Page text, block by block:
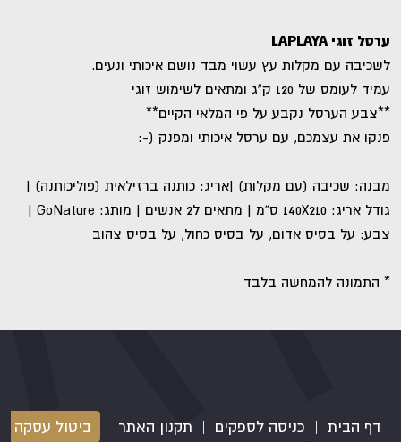
ערסל זוגי LAPLAYA
לשכיבה עם מקלות עץ עשוי מבד נושם איכותי ונעים.
עמיד לעומס של 120 ק”ג ומתאים לשימוש זוגי
**צבע הערסל נקבע על פי המלאי הקיים**
פנקו את עצמכם, עם ערסל איכותי ומפנק (-:
מבנה: שכיבה (עם מקלות) |אריג: כותנה ברזילאית (פוליכותנה) |
גודל אריג: 140X210 ס”מ | מתאים ל2 אנשים | מותג: GoNature |
צבע: על בסיס אדום, על בסיס כחול, על בסיס צהוב
* התמונה להמחשה בלבד
דף הבית | כניסה לספקים | תקנון האתר | ביטול עסקה